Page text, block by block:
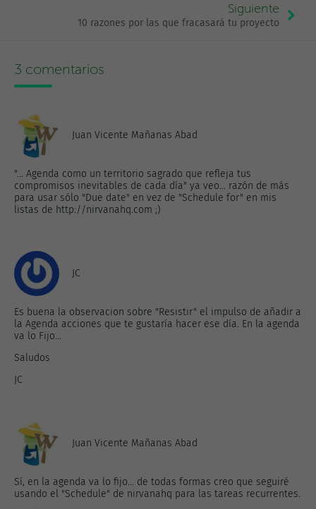
Siguiente
10 razones por las que fracasará tu proyecto
3 comentarios
Juan Vicente Mañanas Abad
"... Agenda como un territorio sagrado que refleja tus
compromisos inevitables de cada día" ya veo... razón de más
para usar sólo "Due date" en vez de "Schedule for" en mis
listas de http://nirvanahq.com ;)
JC
Es buena la observacion sobre "Resistir" el impulso de añadir a
la Agenda acciones que te gustaría hacer ese día. En la agenda
va lo Fijo...
Saludos
JC
Juan Vicente Mañanas Abad
Sí, en la agenda va lo fijo... de todas formas creo que seguiré
usando el "Schedule" de nirvanahq para las tareas recurrentes.